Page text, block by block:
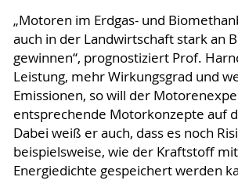
„Motoren im Erdgas- und
auch in der Landwirtschaft stark an
gewinnen“, prognostiziert Prof.
Leistung, mehr Wirkungsgrad und
Emissionen, so will der
entsprechende Motorkonzepte auf
Dabei weiß er auch, dass es noch
beispielsweise, wie der Kraftstoff
Energiedichte gespeichert werden